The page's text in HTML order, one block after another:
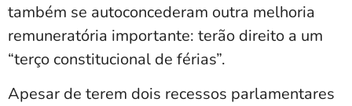
também se autoconcederam outra melhoria
remuneratória importante: terão direito a um
“terço constitucional de férias”.
Apesar de terem dois recessos parlamentares